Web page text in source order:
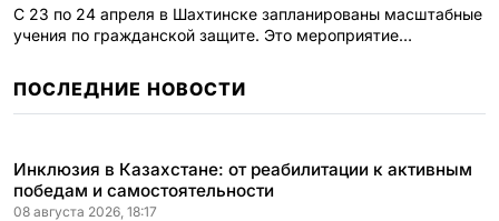
С 23 по 24 апреля в Шахтинске запланированы масштабные
учения по гражданской защите. Это мероприятие…
ПОСЛЕДНИЕ НОВОСТИ
Инклюзия в Казахстане: от реабилитации к активным
победам и самостоятельности
08 августа 2026, 18:17